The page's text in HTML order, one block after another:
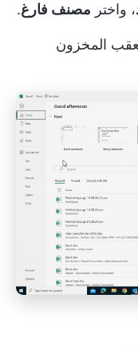
، واختر مصنف فارغ.
المخزون